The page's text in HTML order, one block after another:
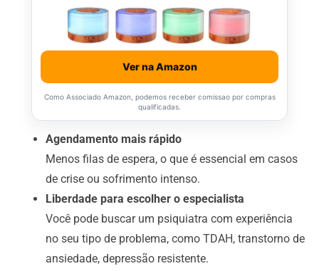
Ver na Amazon
Como Associado Amazon, podemos receber comissao por compras
qualificadas.
Agendamento mais rápido
Menos filas de espera, o que é essencial em casos
de crise ou sofrimento intenso.
Liberdade para escolher o especialista
Você pode buscar um psiquiatra com experiência
no seu tipo de problema, como TDAH, transtorno de
ansiedade, depressão resistente.